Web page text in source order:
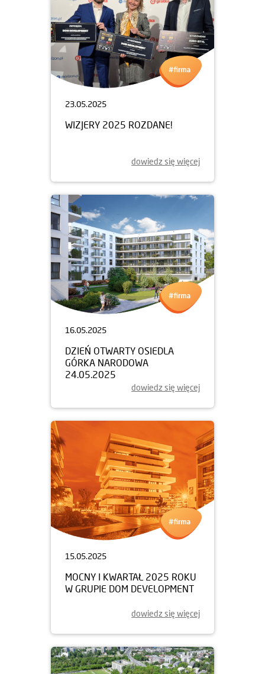
23.05.2025
WIZJERY 2025 ROZDANE!
dowiedz się więcej
16.05.2025
DZIEŃ OTWARTY OSIEDLA
GÓRKA NARODOWA
24.05.2025
dowiedz się więcej
15.05.2025
MOCNY I KWARTAŁ 2025 ROKU
W GRUPIE DOM DEVELOPMENT
dowiedz się więcej